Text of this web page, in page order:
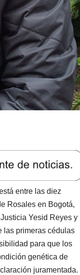
entre las diez
Rosales en Bogotá,
Yesid Reyes y
las primeras cédulas
para que los
genética de
juramentada.